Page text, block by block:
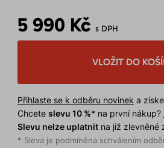
5 990 Kč s DPH
VLOŽIT DO
Přihlaste se k odběru novinek a
Chcete slevu 10 %* na první nákup?
Slevu nelze uplatnitna již zlevněné
* Sleva je podmíněna schválením